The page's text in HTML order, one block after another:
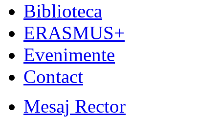
Biblioteca
ERASMUS+
Evenimente
Contact
Mesaj Rector